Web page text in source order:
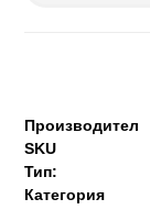
Производител
SKU
Тип:
Категория